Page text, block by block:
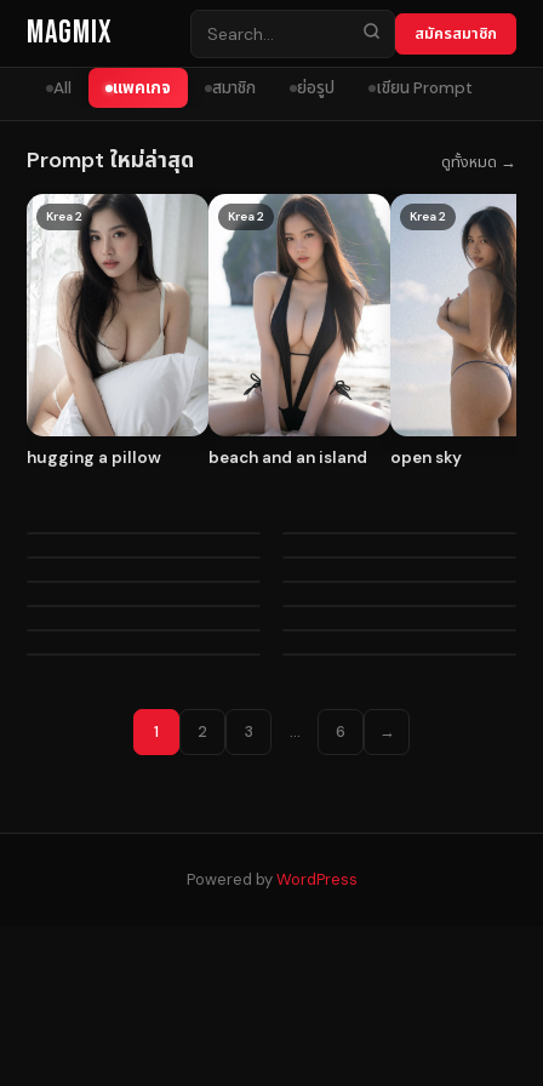
Skip to content
MagMix สมัครสมาชิก
All แพคเกจ สมาชิก ย่อรูป เขียน Prompt
Prompt ใหม่ล่าสุด ดูทั้งหมด →
Krea 2
hugging a pillow
Krea 2
beach and an island
Krea 2
open sky
1 2 3 … 6 →
Powered byWordPress